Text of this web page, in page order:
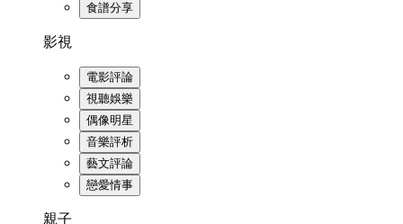
食譜分享
影視
電影評論
視聽娛樂
偶像明星
音樂評析
藝文評論
戀愛情事
親子